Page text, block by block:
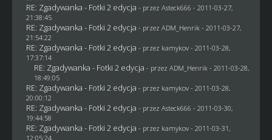
RE: Zgadywanka - Fotki 2 edycja - przez Asteck666 - 2011-03-27,
21:38:45
RE: Zgadywanka - Fotki 2 edycja - przez ADM_Henrik - 2011-03-27,
21:54:22
RE: Zgadywanka - Fotki 2 edycja - przez kamykov- 2011-03-28,
17:37:14
RE: Zgadywanka - Fotki 2 edycja - przez ADM_Henrik - 2011-03-28,
18:49:05
RE: Zgadywanka - Fotki 2 edycja - przez kamykov- 2011-03-28,
20:00:12
RE: Zgadywanka - Fotki 2 edycja - przez Asteck666 - 2011-03-30,
19:44:58
RE: Zgadywanka - Fotki 2 edycja - przez kamykov- 2011-03-31,
12:05:24